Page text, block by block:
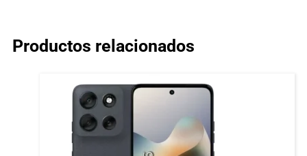
Productos relacionados